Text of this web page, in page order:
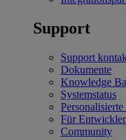
Support
Support
Dokumente
Knowledge
Systemstatus
Für Entwickler
Community